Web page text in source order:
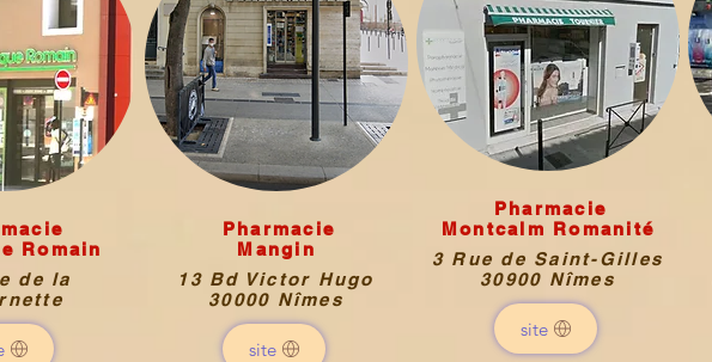
Romain
de la
Pharmacie
Mangin
13 Bd Victor Hugo
30000 Nîmes
site
Pharmacie
Montcalm Romanité
3 Rue de Saint-Gilles
30900 Nîmes
site